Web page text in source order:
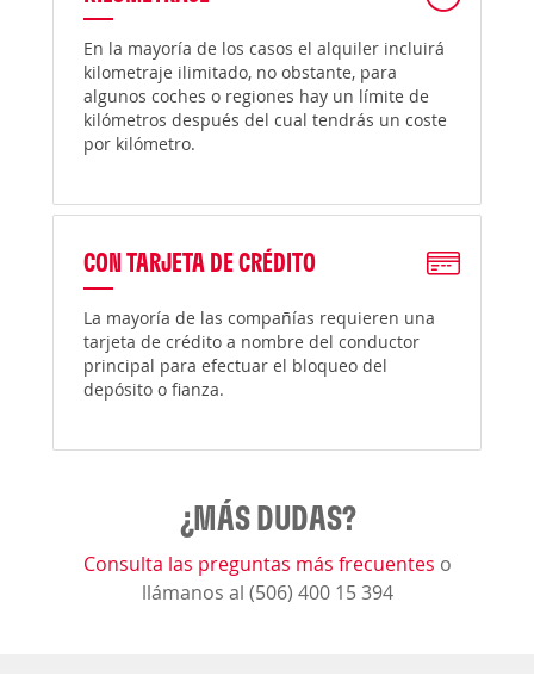
En la mayoría de los casos el alquiler incluirá
kilometraje ilimitado, no obstante, para
algunos coches o regiones hay un límite de
kilómetros después del cual tendrás un coste
por kilómetro.
CON TARJETA DE CRÉDITO
La mayoría de las compañías requieren una
tarjeta de crédito a nombre del conductor
principal para efectuar el bloqueo del
depósito o fianza.
¿MÁS DUDAS?
Consulta las preguntas más frecuentes o
llámanos al (506) 400 15 394